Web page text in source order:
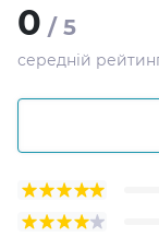
0 / 5
середній